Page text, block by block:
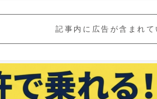
記事内に広告が含まれて